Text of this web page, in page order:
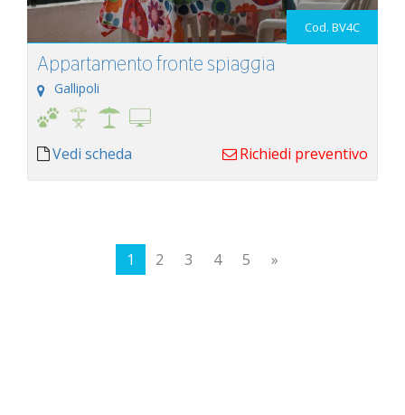
Cod. BV4C
Appartamento fronte spiaggia
Gallipoli
Vedi scheda Richiedi preventivo
1 2 3 4 5 »